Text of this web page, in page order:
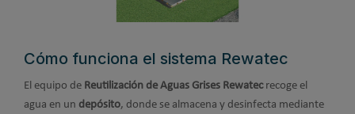
Cómo funciona el sistema Rewatec
El equipo de Reutilización de Aguas Grises Rewatecrecoge el
agua en un depósito, donde se almacena y desinfecta mediante